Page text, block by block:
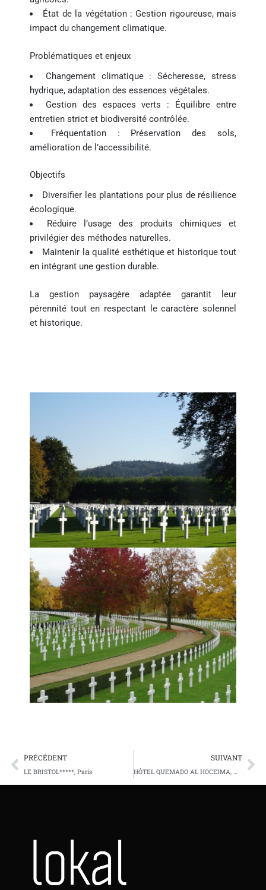
État de la végétation : Gestion rigoureuse, mais
impact du changement climatique.
Problématiques et enjeux
Changement climatique : Sécheresse, stress
hydrique, adaptation des essences végétales.
Gestion des espaces verts : Équilibre entre
entretien strict et biodiversité contrôlée.
Fréquentation : Préservation des sols,
amélioration de l’accessibilité.
Objectifs
Diversifier les plantations pour plus de résilience
écologique.
Réduire l’usage des produits chimiques et
privilégier des méthodes naturelles.
Maintenir la qualité esthétique et historique tout
en intégrant une gestion durable.
La gestion paysagère adaptée garantit leur
pérennité tout en respectant le caractère solennel
et historique.
PRÉCÉDENT
LE BRISTOL*****, Paris
SUIVANT
HÔTEL QUEMADO AL HOCEIMA, Maroc